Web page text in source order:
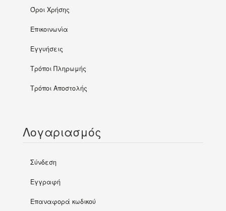
Όροι Χρήσης
Επικοινωνία
Εγγυήσεις
Τρόποι Πληρωμής
Τρόποι Αποστολής
Λογαριασμός
Σύνδεση
Εγγραφή
Επαναφορά κωδικού